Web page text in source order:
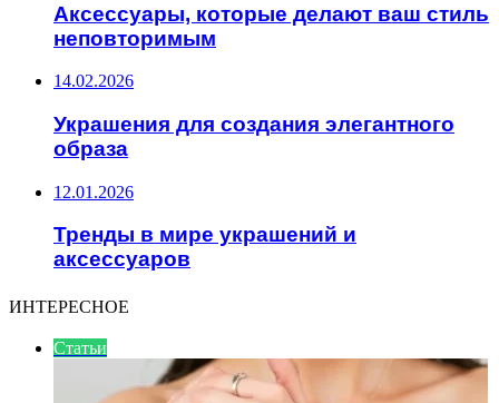
Аксессуары, которые делают ваш стиль
неповторимым
14.02.2026
Украшения для создания элегантного
образа
12.01.2026
Тренды в мире украшений и
аксессуаров
ИНТЕРЕСНОЕ
Статьи